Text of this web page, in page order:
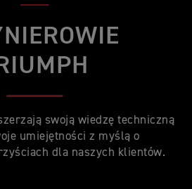
swoją wiedzę techniczną
umiejętności z myślą o
dla naszych klientów.